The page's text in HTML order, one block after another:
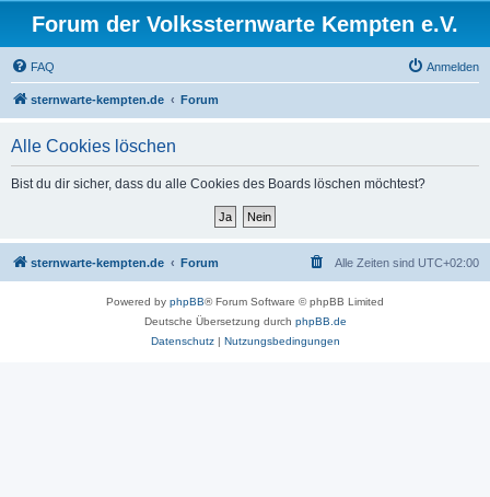
Forum der Volkssternwarte Kempten e.V.
FAQ Anmelden
sternwarte-kempten.de Forum
Alle Cookies löschen
Bist du dir sicher, dass du alle Cookies des Boards löschen möchtest?
sternwarte-kempten.de Forum Alle Zeiten sind UTC+02:00
Powered by phpBB® Forum Software © phpBB Limited
Deutsche Übersetzung durch phpBB.de
Datenschutz| Nutzungsbedingungen